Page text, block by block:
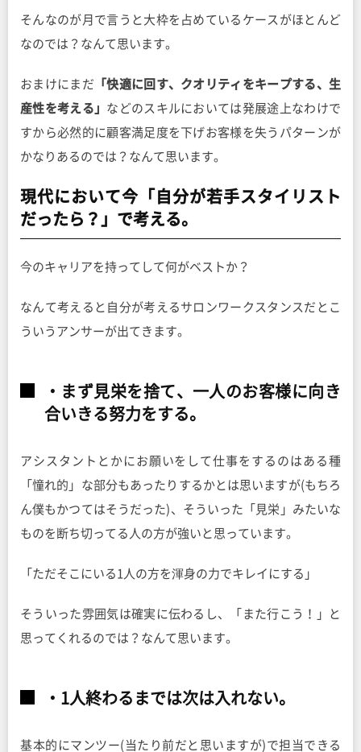
そんなのが月で言うと大枠を占めているケースがほとんど
なのでは？なんて思います。
おまけにまだ 「快適に回す、クオリティをキープする、生
産性を考える」 などのスキルにおいては発展途上なわけで
すから必然的に顧客満足度を下げお客様を失うパターンが
かなりあるのでは？なんて思います。
現代において今「自分が若手スタイリスト
だったら？」で考える。
今のキャリアを持ってして何がベストか？
なんて考えると自分が考えるサロンワークスタンスだとこ
ういうアンサーが出てきます。
・まず見栄を捨て、一人のお客様に向き
合いきる努力をする。
アシスタントとかにお願いをして仕事をするのはある種
「憧れ的」な部分もあったりするかとは思いますが(もちろ
ん僕もかつてはそうだった)、そういった「見栄」みたいな
ものを断ち切ってる人の方が強いと思っています。
「ただそこにいる1人の方を渾身の力でキレイにする」
そういった雰囲気は確実に伝わるし、「また行こう！」と
思ってくれるのでは？なんて思います。
・1人終わるまでは次は入れない。
基本的にマンツー(当たり前だと思いますが)で担当できる